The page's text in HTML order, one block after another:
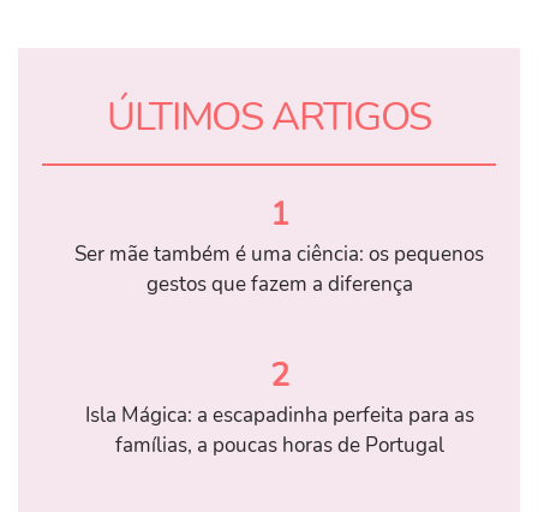
ÚLTIMOS ARTIGOS
1
Ser mãe também é uma ciência: os pequenos
gestos que fazem a diferença
2
Isla Mágica: a escapadinha perfeita para as
famílias, a poucas horas de Portugal